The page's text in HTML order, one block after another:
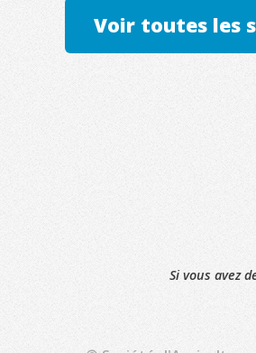
Voir toutes les
Si vous avez